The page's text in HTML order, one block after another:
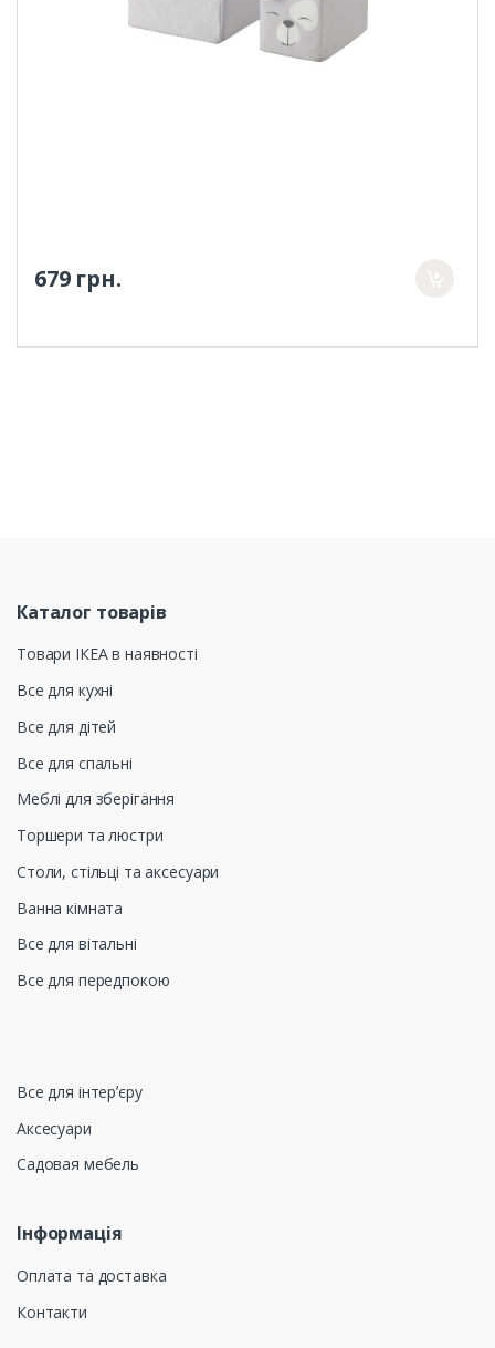
679 грн.
Каталог товарів
Товари ІКЕА в наявності
Все для кухні
Все для дітей
Все для спальні
Меблі для зберігання
Торшери та люстри
Столи, стільці та аксесуари
Ванна кімната
Все для вітальні
Все для передпокою
Все для інтерʼєру
Аксесуари
Садовая мебель
Інформація
Оплата та доставка
Контакти